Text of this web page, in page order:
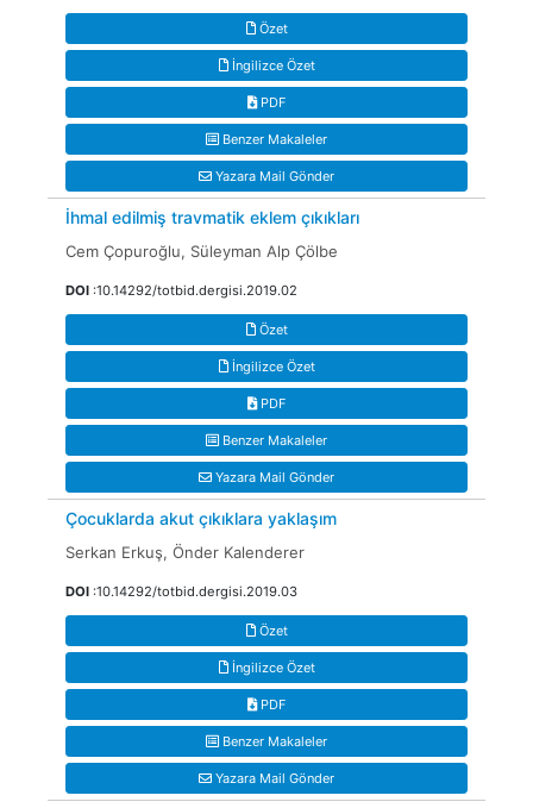
Özet
İngilizce Özet
PDF
Benzer Makaleler
Yazara Mail Gönder
İhmal edilmiş travmatik eklem çıkıkları
Cem Çopuroğlu, Süleyman Alp Çölbe
DOI :10.14292/totbid.dergisi.2019.02
Özet
İngilizce Özet
PDF
Benzer Makaleler
Yazara Mail Gönder
Çocuklarda akut çıkıklara yaklaşım
Serkan Erkuş, Önder Kalenderer
DOI :10.14292/totbid.dergisi.2019.03
Özet
İngilizce Özet
PDF
Benzer Makaleler
Yazara Mail Gönder